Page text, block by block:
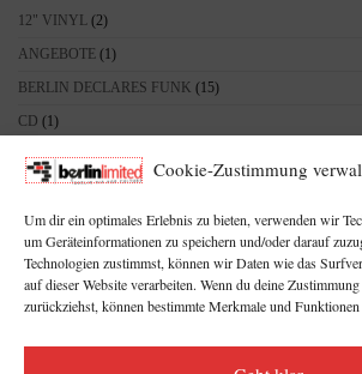
Cookie-Zustimmung
Um dir ein optimales Erlebnis zu bieten, verwenden wir
um Geräteinformationen zu speichern und/oder darauf
Technologien zustimmst, können wir Daten wie das
auf dieser Website verarbeiten. Wenn du deine
zurückziehst, können bestimmte Merkmale und
12" VINYL (2)
ANGEBOTE (1)
BERLIN DECLARES FUNK (15)
CD (1)
DEF BEAT RECORDS
HOODIE'S (5)
MERCH (18)
DEF BEAT RADIO (5)
PRINTMEDIEN (7)